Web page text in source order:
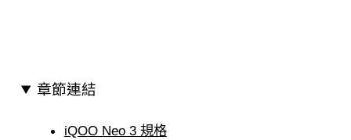
章節連結
iQOO Neo 3 規格